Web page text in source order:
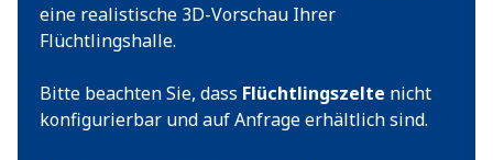
eine realistische 3D-Vorschau Ihrer
Flüchtlingshalle.
Bitte beachten Sie, dass Flüchtlingszelte nicht
konfigurierbar und auf Anfrage erhältlich sind.